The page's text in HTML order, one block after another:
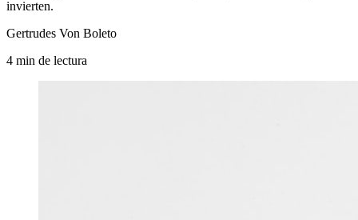
invierten.
Gertrudes Von Boleto
4 min de lectura